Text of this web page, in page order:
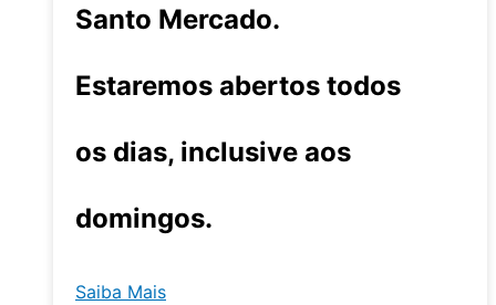
Santo Mercado.
Estaremos abertos todos
os dias, inclusive aos
domingos.
Saiba Mais